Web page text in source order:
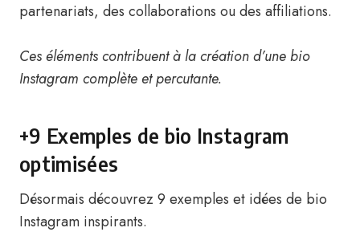
partenariats, des collaborations ou des affiliations.
Ces éléments contribuent à la création d’une bio
Instagram complète et percutante.
+9 Exemples de bio Instagram
optimisées
Désormais découvrez 9 exemples et idées de bio
Instagram inspirants.